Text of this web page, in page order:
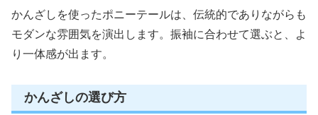
かんざしを使ったポニーテールは、伝統的でありながらも
モダンな雰囲気を演出します。振袖に合わせて選ぶと、よ
り一体感が出ます。
かんざしの選び方